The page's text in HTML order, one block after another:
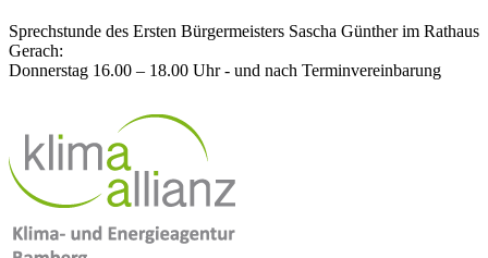
Sprechstunde des Ersten Bürgermeisters Sascha Günther im Rathaus
Gerach:
Donnerstag 16.00 – 18.00 Uhr - und nach Terminvereinbarung